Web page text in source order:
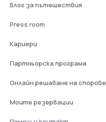
Блог за пътешествия
Press room
Кариери
Партньорска програма
Онлайн решаване на спорове
Моите резервации